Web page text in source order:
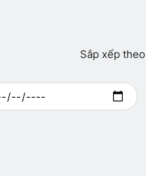
Sắp xếp theo